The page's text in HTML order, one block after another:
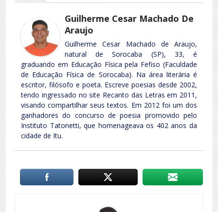
Guilherme Cesar Machado De
Araujo
Guilherme Cesar Machado de Araujo,
natural de Sorocaba (SP), 33, é
graduando em Educação Física pela Fefiso (Faculdade
de Educação Física de Sorocaba). Na área literária é
escritor, filósofo e poeta. Escreve poesias desde 2002,
tendo ingressado no site Recanto das Letras em 2011,
visando compartilhar seus textos. Em 2012 foi um dos
ganhadores do concurso de poesia promovido pelo
Instituto Tatonetti, que homenageava os 402 anos da
cidade de Itu.